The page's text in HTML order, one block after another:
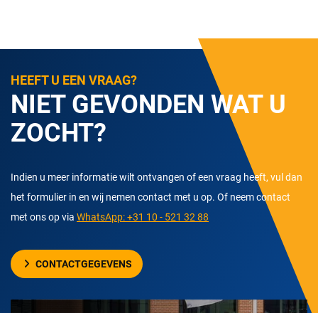
HEEFT U EEN VRAAG?
NIET GEVONDEN WAT U
ZOCHT?
Indien u meer informatie wilt ontvangen of een vraag heeft, vul dan
het formulier in en wij nemen contact met u op. Of neem contact
met ons op via WhatsApp: +31 10 - 521 32 88
CONTACTGEGEVENS